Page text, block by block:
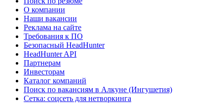
О компании
Наши вакансии
Реклама на сайте
Требования к ПО
Безопасный HeadHunter
HeadHunter API
Партнерам
Инвесторам
Каталог компаний
Поиск по вакансиям в Алкуне (Ингушетия)
Сетка: соцсеть для нетворкинга